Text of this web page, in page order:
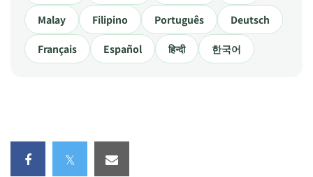
Malay Filipino Português Deutsch
Français Español हिन्दी 한국어